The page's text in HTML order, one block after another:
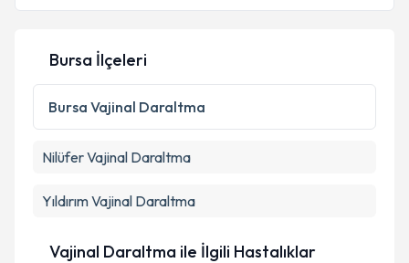
Bursa İlçeleri
Bursa Vajinal Daraltma
NilüferVajinal Daraltma
YıldırımVajinal Daraltma
Vajinal Daraltma ile İlgili Hastalıklar